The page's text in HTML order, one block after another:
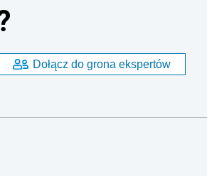
Dołącz do grona ekspertów